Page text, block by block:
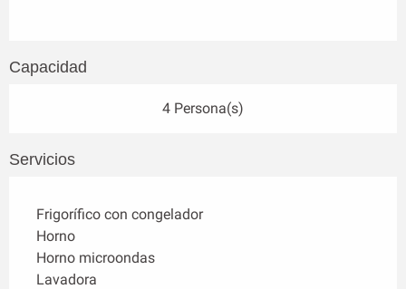
Capacidad
4 Persona(s)
Servicios
Frigorífico con congelador
Horno
Horno microondas
Lavadora